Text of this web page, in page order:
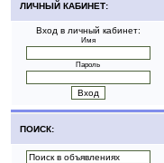
ЛИЧНЫЙ КАБИНЕТ:
Вход в личный кабинет:
Имя
Пароль
ПОИСК: